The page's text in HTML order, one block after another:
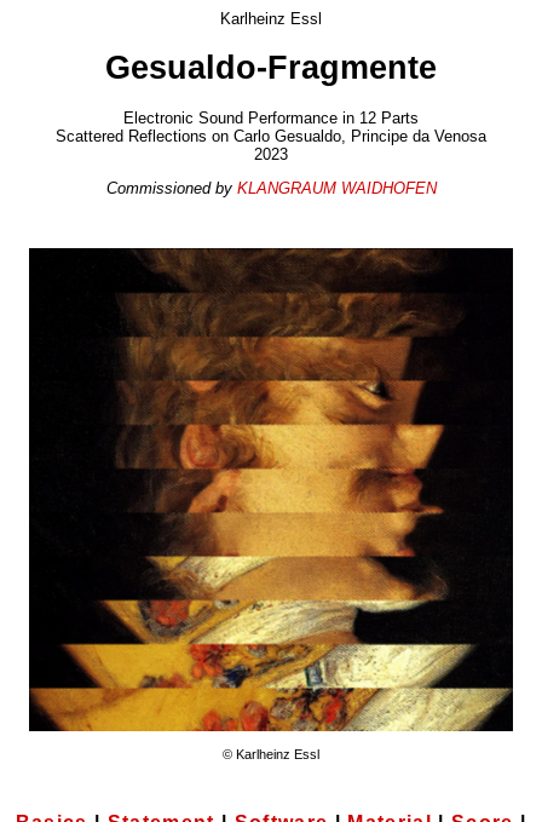
Karlheinz Essl
Gesualdo-Fragmente
Electronic Sound Performance in 12 Parts
Scattered Reflections on Carlo Gesualdo, Principe da Venosa
2023
Commissioned by KLANGRAUM WAIDHOFEN
© Karlheinz Essl